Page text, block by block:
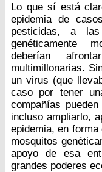
Lo que sí está
epidemia de
pesticidas, a
genéticamente
deberían
multimillonarias.
un virus (que
caso por tener
compañías
incluso ampliarlo,
epidemia, en
mosquitos
apoyo de esa
grandes poderes